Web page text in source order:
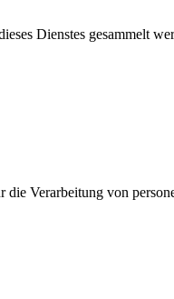
Dienstes gesammelt
Verarbeitung von